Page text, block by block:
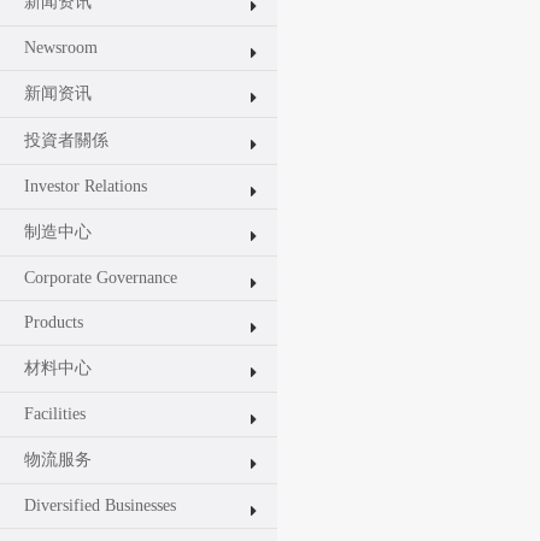
Newsroom
新闻资讯
投資者關係
Investor Relations
制造中心
Corporate Governance
Products
材料中心
Facilities
物流服务
Diversified Businesses